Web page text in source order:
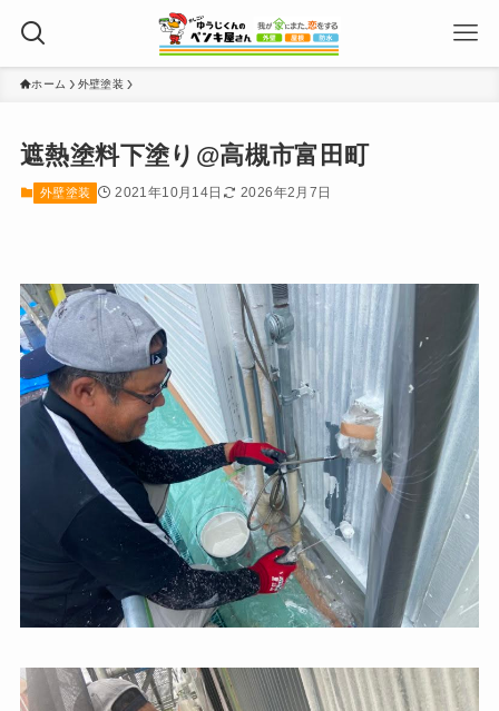
ホーム 外壁塗装
遮熱塗料下塗り@高槻市富田町
外壁塗装 2021年10月14日 2026年2月7日